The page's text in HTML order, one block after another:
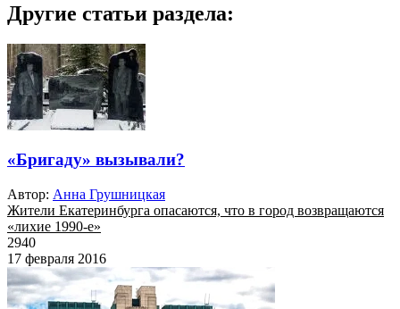
Другие статьи раздела:
«Бригаду» вызывали?
Автор: Анна Грушницкая
Жители Екатеринбурга опасаются, что в город возвращаются
«лихие 1990-е»
2940
17 февраля 2016